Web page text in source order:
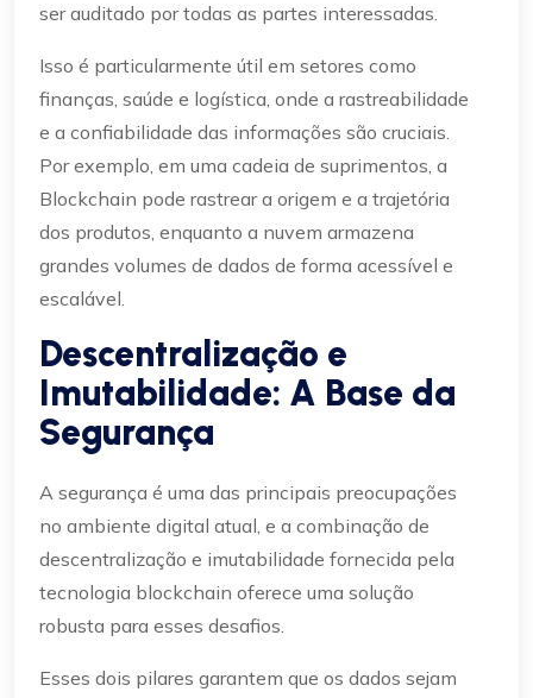
ser auditado por todas as partes interessadas.
Isso é particularmente útil em setores como
finanças, saúde e logística, onde a rastreabilidade
e a confiabilidade das informações são cruciais.
Por exemplo, em uma cadeia de suprimentos, a
Blockchain pode rastrear a origem e a trajetória
dos produtos, enquanto a nuvem armazena
grandes volumes de dados de forma acessível e
escalável.
Descentralização e
Imutabilidade: A Base da
Segurança
A segurança é uma das principais preocupações
no ambiente digital atual, e a combinação de
descentralização e imutabilidade fornecida pela
tecnologia blockchain oferece uma solução
robusta para esses desafios.
Esses dois pilares garantem que os dados sejam